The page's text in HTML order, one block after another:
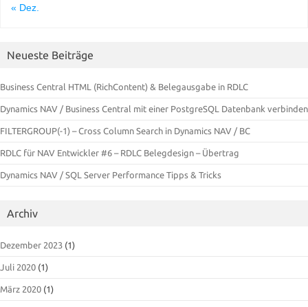
« Dez.
Neueste Beiträge
Business Central HTML (RichContent) & Belegausgabe in RDLC
Dynamics NAV / Business Central mit einer PostgreSQL Datenbank verbinden
FILTERGROUP(-1) – Cross Column Search in Dynamics NAV / BC
RDLC für NAV Entwickler #6 – RDLC Belegdesign – Übertrag
Dynamics NAV / SQL Server Performance Tipps & Tricks
Archiv
Dezember 2023 (1)
Juli 2020 (1)
März 2020 (1)